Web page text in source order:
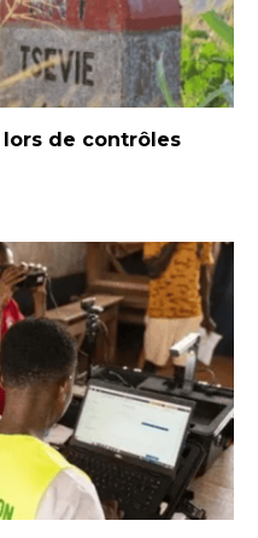
de contrôles